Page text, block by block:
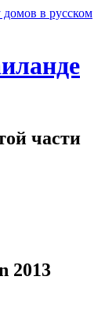
в русском
части
2013